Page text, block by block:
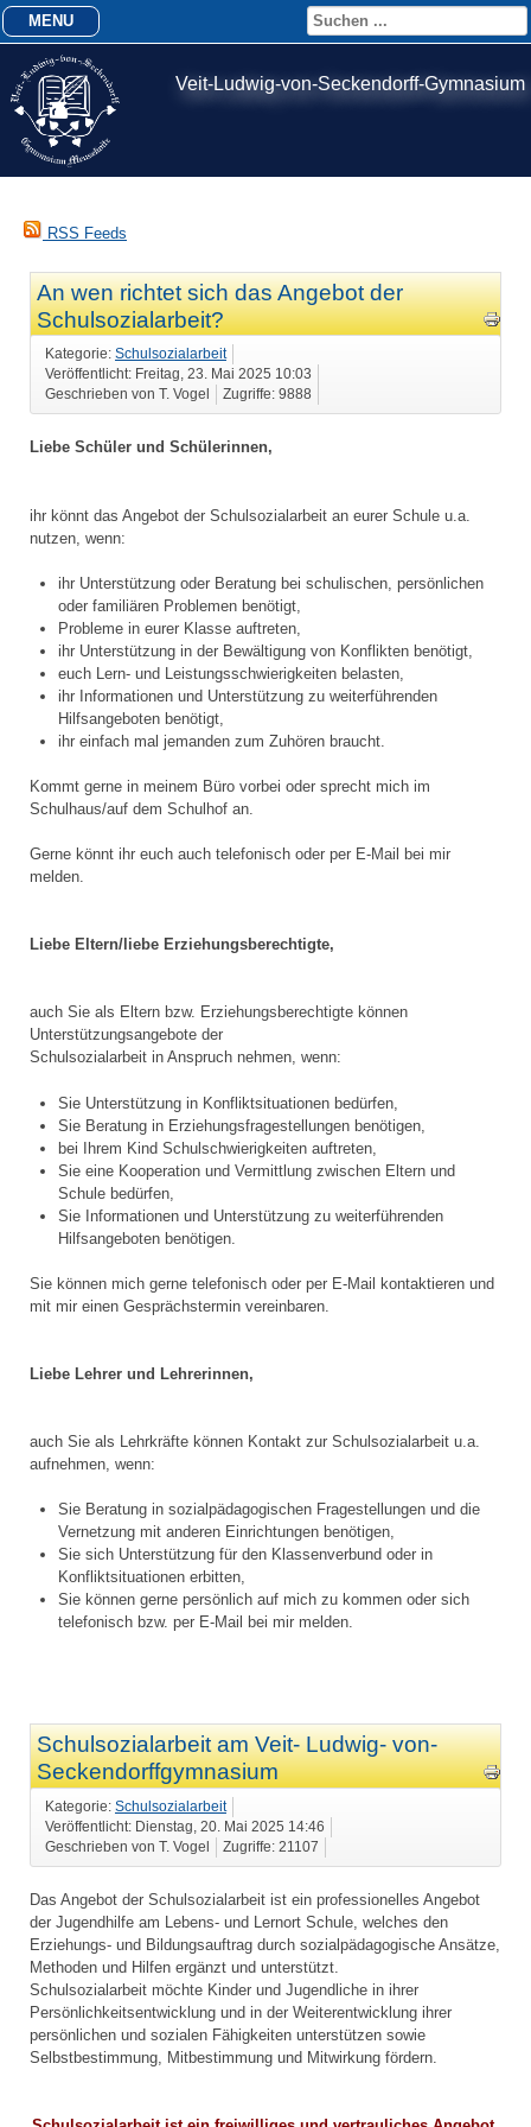
Veit-Ludwig-von-Seckendorff-Gymnasium
MENU
RSS Feeds
An wen richtet sich das Angebot der
Schulsozialarbeit?
Kategorie: Schulsozialarbeit
Veröffentlicht: Freitag, 23. Mai 2025 10:03
Geschrieben von T. Vogel
Zugriffe: 9888
Liebe Schüler und Schülerinnen,
ihr könnt das Angebot der Schulsozialarbeit an eurer Schule u.a.
nutzen, wenn:
ihr Unterstützung oder Beratung bei schulischen, persönlichen
oder familiären Problemen benötigt,
Probleme in eurer Klasse auftreten,
ihr Unterstützung in der Bewältigung von Konflikten benötigt,
euch Lern- und Leistungsschwierigkeiten belasten,
ihr Informationen und Unterstützung zu weiterführenden
Hilfsangeboten benötigt,
ihr einfach mal jemanden zum Zuhören braucht.
Kommt gerne in meinem Büro vorbei oder sprecht mich im
Schulhaus/auf dem Schulhof an.
Gerne könnt ihr euch auch telefonisch oder per E-Mail bei mir
melden.
Liebe Eltern/liebe Erziehungsberechtigte,
auch Sie als Eltern bzw. Erziehungsberechtigte können
Unterstützungsangebote der
Schulsozialarbeit in Anspruch nehmen, wenn:
Sie Unterstützung in Konfliktsituationen bedürfen,
Sie Beratung in Erziehungsfragestellungen benötigen,
bei Ihrem Kind Schulschwierigkeiten auftreten,
Sie eine Kooperation und Vermittlung zwischen Eltern und
Schule bedürfen,
Sie Informationen und Unterstützung zu weiterführenden
Hilfsangeboten benötigen.
Sie können mich gerne telefonisch oder per E-Mail kontaktieren und
mit mir einen Gesprächstermin vereinbaren.
Liebe Lehrer und Lehrerinnen,
auch Sie als Lehrkräfte können Kontakt zur Schulsozialarbeit u.a.
aufnehmen, wenn:
Sie Beratung in sozialpädagogischen Fragestellungen und die
Vernetzung mit anderen Einrichtungen benötigen,
Sie sich Unterstützung für den Klassenverbund oder in
Konfliktsituationen erbitten,
Sie können gerne persönlich auf mich zu kommen oder sich
telefonisch bzw. per E-Mail bei mir melden.
Schulsozialarbeit am Veit- Ludwig- von-
Seckendorffgymnasium
Kategorie: Schulsozialarbeit
Veröffentlicht: Dienstag, 20. Mai 2025 14:46
Geschrieben von T. Vogel
Zugriffe: 21107
Das Angebot der Schulsozialarbeit ist ein professionelles Angebot
der Jugendhilfe am
Lebens- und Lernort Schule, welches den
Erziehungs- und Bildungsauftrag durch sozialpädagogische Ansätze,
Methoden und Hilfen ergänzt und unterstützt.
Schulsozialarbeit möchte Kinder und Jugendliche in ihrer
Persönlichkeitsentwicklung und in der Weiterentwicklung ihrer
persönlichen und sozialen Fähigkeiten unterstützen sowie
Selbstbestimmung, Mitbestimmung und Mitwirkung fördern.